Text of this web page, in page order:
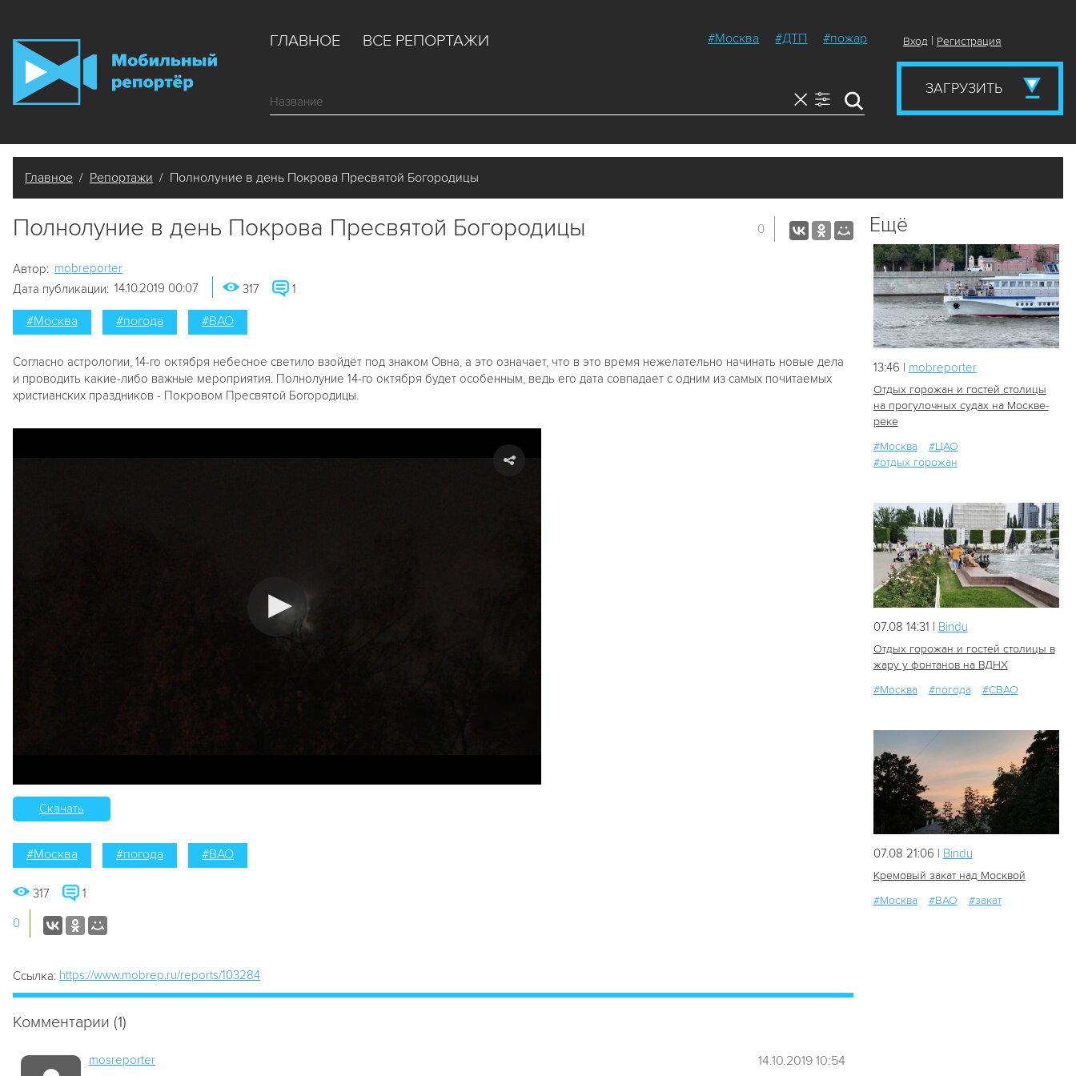
ГЛАВНОЕ ВСЕ РЕПОРТАЖИ #Москва #ДТП #пожар Вход | Регистрация
ЗАГРУЗИТЬ
Главное / Репортажи / Полнолуние в день Покрова Пресвятой Богородицы
Полнолуние в день Покрова Пресвятой Богородицы 0
Автор: mobreporter
Дата публикации: 14.10.2019 00:07 317 1
#Москва #погода #ВАО
Согласно астрологии, 14-го октября небесное светило взойдёт под знаком Овна, а это означает, что в это время нежелательно начинать новые дела
и проводить какие-либо важные мероприятия. Полнолуние 14-го октября будет особенным, ведь его дата совпадает с одним из самых почитаемых
христианских праздников - Покровом Пресвятой Богородицы.
Скачать
#Москва #погода #ВАО
317 1
0
Ссылка: https://www.mobrep.ru/reports/103284
Комментарии (1)
mosreporter 14.10.2019 10:54
Ещё
13:46 | mobreporter
Отдых горожан и гостей столицы
на прогулочных судах на Москве-
реке
#Москва
#ЦАО
#отдых горожан
31
07.08 14:31 | Bindu
Отдых горожан и гостей столицы в
жару у фонтанов на ВДНХ
#Москва
#погода #СВАО
07.08 21:06 | Bindu
Кремовый закат над Москвой
#Москва
#ВАО #закат